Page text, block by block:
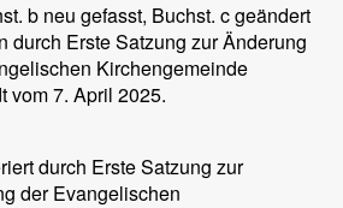
b neu gefasst, Buchst. c geändert
durch Erste Satzung zur Änderung
Kirchengemeinde
vom 7. April 2025.
durch Erste Satzung zur
der Evangelischen